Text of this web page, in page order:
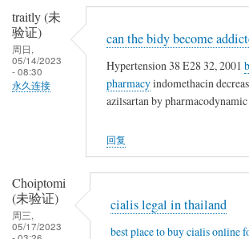
traitly (未
验证)
周日,
05/14/2023
- 08:30
永久连接
can the bidy become
Hypertension 38 E28 32, 2001
pharmacyindomethacin
azilsartan by
回复
Choiptomi
(未验证)
周三,
05/17/2023
cialis legal in thailand
best place to buy cialis online